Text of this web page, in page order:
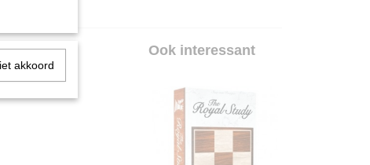
Ook interessant
akkoord